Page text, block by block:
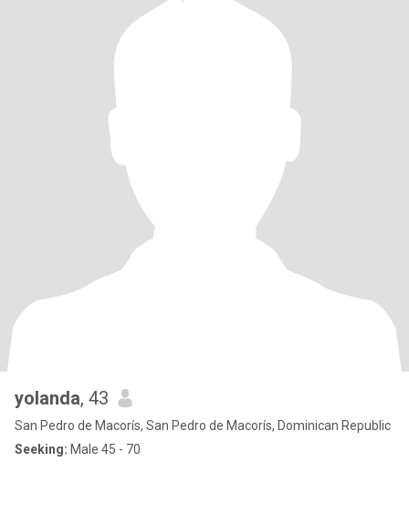
yolanda, 43
San Pedro de Macorís, San Pedro de Macorís, Dominican Republic
Seeking: Male 45 - 70